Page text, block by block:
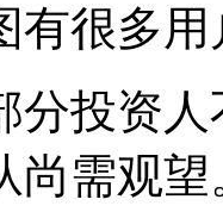
有很多
分投资
尚需观